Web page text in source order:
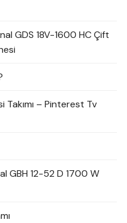
GDS 18V-1600 HC Çift
– Pinterest Tv
GBH 12-52 D 1700 W